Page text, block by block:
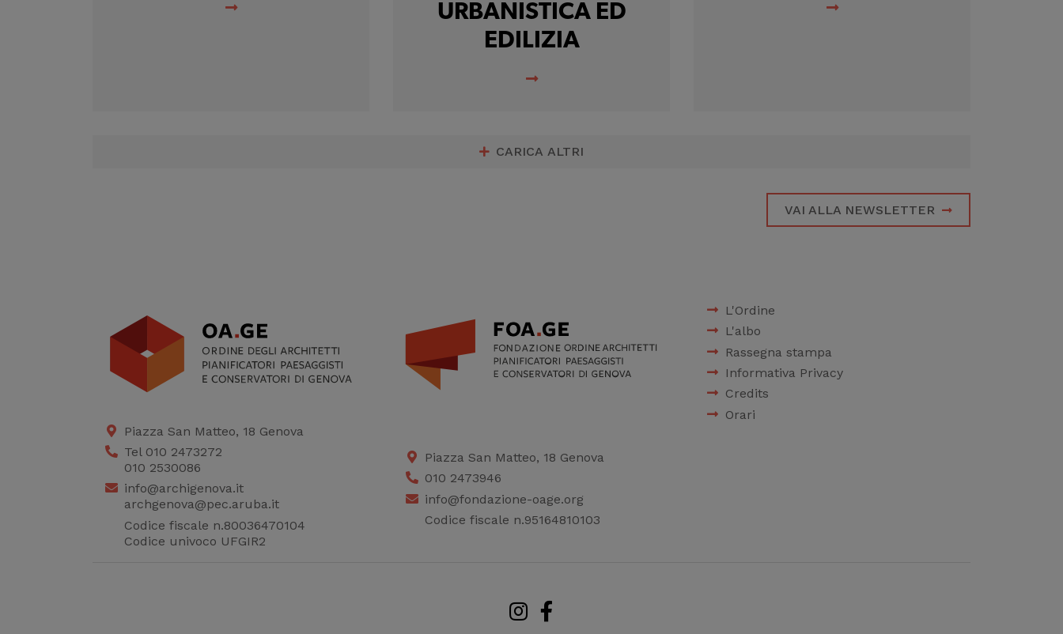
URBANISTICA ED
EDILIZIA
CARICA ALTRI
VAI ALLA NEWSLETTER
Piazza San Matteo, 18 Genova
Tel 010 2473272
010 2530086
info@archigenova.it
archgenova@pec.aruba.it
Codice fiscale n.80036470104
Codice univoco UFGIR2
Piazza San Matteo, 18 Genova
010 2473946
info@fondazione-oage.org
Codice fiscale n.95164810103
L'Ordine
L'albo
Rassegna stampa
Informativa Privacy
Credits
Orari